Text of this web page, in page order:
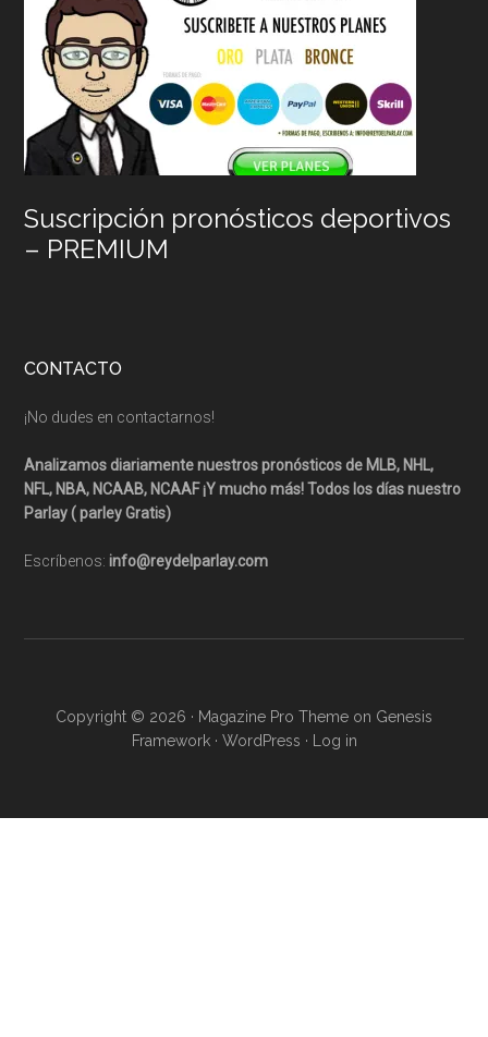
Suscripción pronósticos deportivos
– PREMIUM
CONTACTO
¡No dudes en contactarnos!
Analizamos diariamente nuestros pronósticos de MLB, NHL,
NFL, NBA, NCAAB, NCAAF ¡Y mucho más! Todos los días nuestro
Parlay ( parley Gratis)
Escríbenos:info@reydelparlay.com
Copyright © 2026 · Magazine Pro Theme on Genesis
Framework· WordPress · Log in